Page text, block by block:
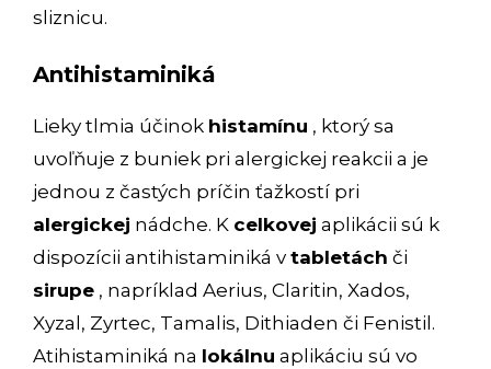
sliznicu.
Antihistaminiká
Lieky tlmia účinok histamínu , ktorý sa
uvoľňuje z buniek pri alergickej reakcii a je
jednou z častých príčin ťažkostí pri
alergickej nádche. K celkovej aplikácii sú k
dispozícii antihistaminiká v tabletách či
sirupe , napríklad Aerius, Claritin, Xados,
Xyzal, Zyrtec, Tamalis, Dithiaden či Fenistil.
Atihistaminiká na lokálnu aplikáciu sú vo